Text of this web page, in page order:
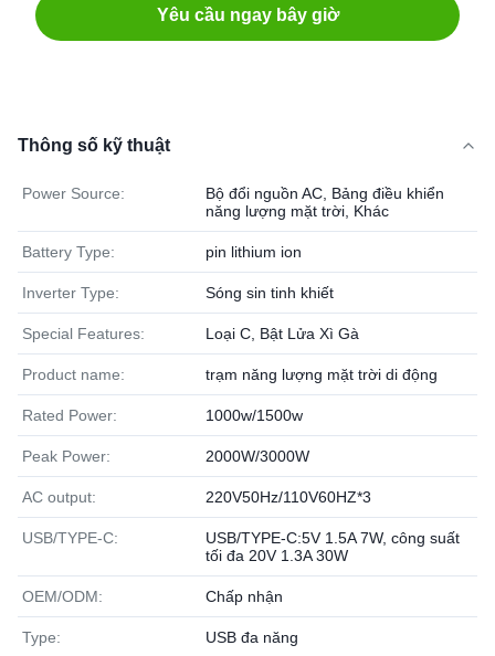
Yêu cầu ngay bây giờ
Thông số kỹ thuật
Power Source:
Bộ đổi nguồn AC, Bảng điều khiển
năng lượng mặt trời, Khác
Battery Type: pin lithium ion
Inverter Type: Sóng sin tinh khiết
Special Features: Loại C, Bật Lửa Xì Gà
Product name: trạm năng lượng mặt trời di động
Rated Power: 1000w/1500w
Peak Power: 2000W/3000W
AC output: 220V50Hz/110V60HZ*3
USB/TYPE-C:
USB/TYPE-C:5V 1.5A 7W, công suất
tối đa 20V 1.3A 30W
OEM/ODM: Chấp nhận
Type: USB đa năng